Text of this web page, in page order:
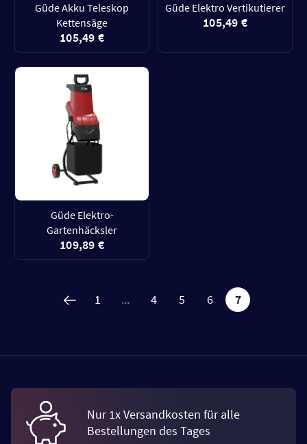
Güde Akku Teleskop
Kettensäge
105,49 €
Güde Elektro Vertikutierer
105,49 €
Güde Elektro-
Gartenhäcksler
109,89 €
1 ... 4 5 6 7
Nur 1x Versandkosten für alle
Bestellungen des Tages